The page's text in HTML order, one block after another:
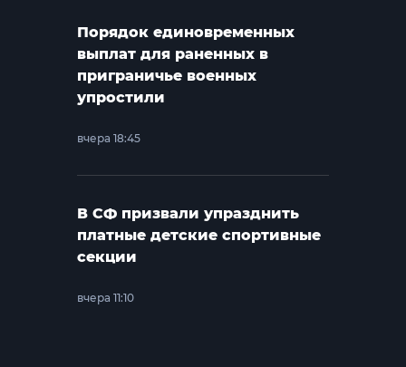
Порядок единовременных
выплат для раненных в
приграничье военных
упростили
вчера 18:45
В СФ призвали упразднить
платные детские спортивные
секции
вчера 11:10